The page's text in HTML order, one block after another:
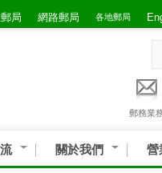
局 網路郵局 各地郵局
郵務業
關於我們 營